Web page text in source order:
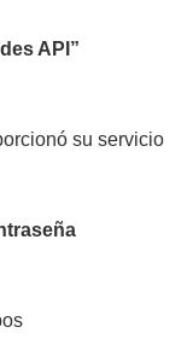
API”
su servicio